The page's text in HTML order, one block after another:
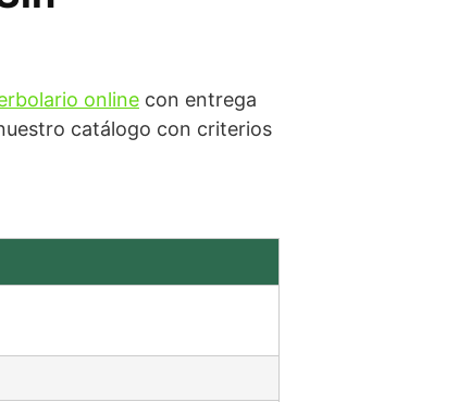
online con entrega
catálogo con criterios